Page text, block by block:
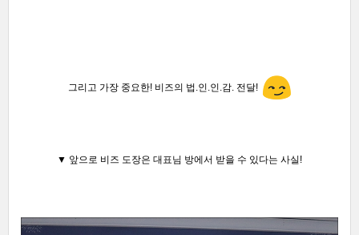
그리고 가장 중요한! 비즈의 법.인.인.감. 전달!
▼ 앞으로 비즈 도장은 대표님 방에서 받을 수 있다는 사실!